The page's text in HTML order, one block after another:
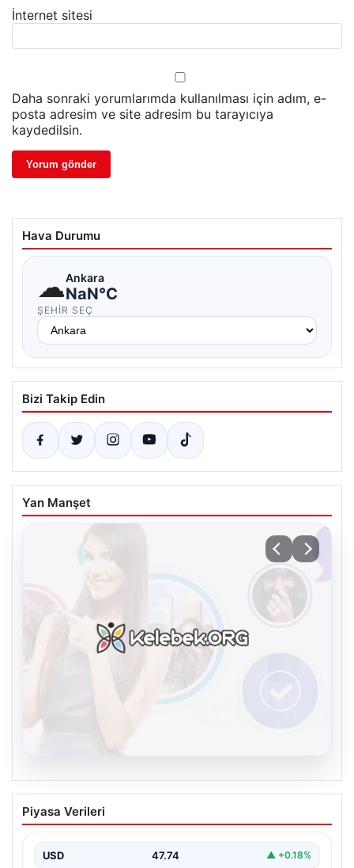
İnternet sitesi
Daha sonraki yorumlarımda kullanılması için adım, e-
posta adresim ve site adresim bu tarayıcıya
kaydedilsin.
Hava Durumu
☁Ankara
NaN°C
ŞEHIR SEÇ
Bizi Takip Edin
Yan Manşet
Kelebek sohbet platformu İle Sanal
İletişimin Sertifikalı Adresi Ve Chat
Sanal ortamında insanların güvenli bir biçimde iletişim
Piyasa Verileri
USD 47.74 ▲ +0.18%